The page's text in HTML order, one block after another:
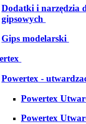
Dodatki i narzędzia
gipsowych
Gips modelarski
Powertex -
Powertex
Powertex